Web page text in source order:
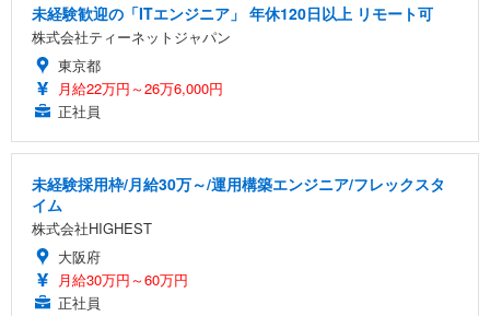
未経験歓迎の「ITエンジニア」 年休120日以上 リモート可
株式会社ティーネットジャパン
東京都
月給22万円～26万6,000円
正社員
未経験採用枠/月給30万～/運用構築エンジニア/フレックスタ
イム
株式会社HIGHEST
大阪府
月給30万円～60万円
正社員